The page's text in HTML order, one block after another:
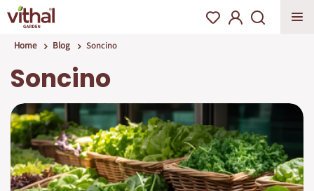
Home Blog Soncino
Soncino